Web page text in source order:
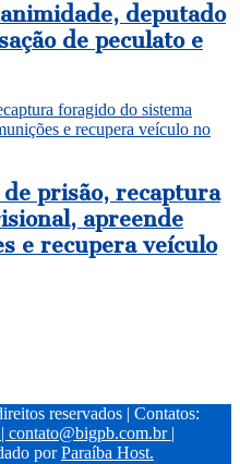
deputado
de peculato e
foragido do sistema
e recupera veículo no
prisão, recaptura
apreende
e recupera veículo
reservados | Contatos:
| contato@bigpb.com.br |
porParaíba Host.